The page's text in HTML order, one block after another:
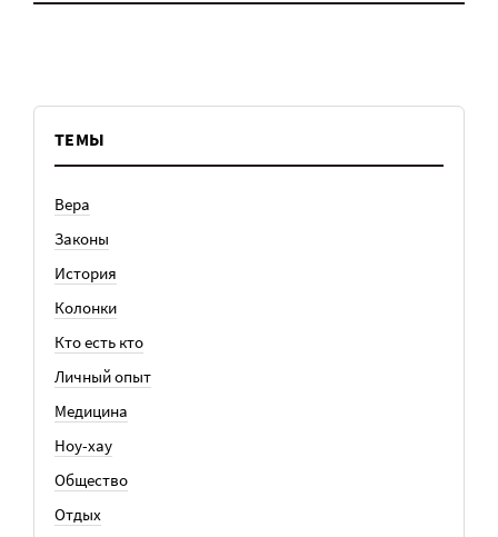
ТЕМЫ
Вера
Законы
История
Колонки
Кто есть кто
Личный опыт
Медицина
Ноу-хау
Общество
Отдых